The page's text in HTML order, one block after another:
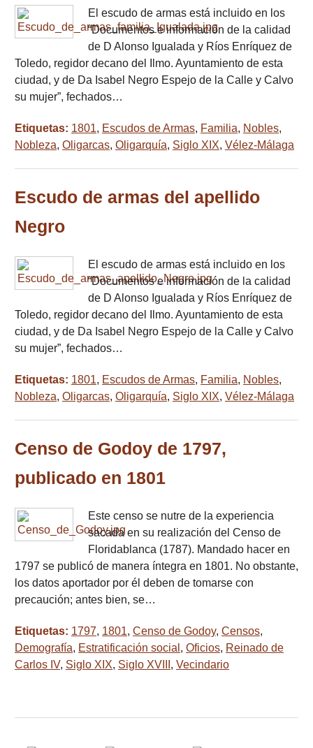
El escudo de armas está incluido en los
“Documentos e información de la calidad
de D Alonso Igualada y Ríos Enríquez de
Toledo, regidor decano del Ilmo. Ayuntamiento de esta
ciudad, y de Da Isabel Negro Espejo de la Calle y Calvo
su mujer”, fechados…
Etiquetas: 1801, Escudos de Armas, Familia, Nobles,
Nobleza, Oligarcas, Oligarquía, Siglo XIX, Vélez-Málaga
Escudo de armas del apellido
Negro
El escudo de armas está incluido en los
“Documentos e información de la calidad
de D Alonso Igualada y Ríos Enríquez de
Toledo, regidor decano del Ilmo. Ayuntamiento de esta
ciudad, y de Da Isabel Negro Espejo de la Calle y Calvo
su mujer”, fechados…
Etiquetas: 1801, Escudos de Armas, Familia, Nobles,
Nobleza, Oligarcas, Oligarquía, Siglo XIX, Vélez-Málaga
Censo de Godoy de 1797,
publicado en 1801
Este censo se nutre de la experiencia
sacada en su realización del Censo de
Floridablanca (1787). Mandado hacer en
1797 se publicó de manera íntegra en 1801. No obstante,
los datos aportador por él deben de tomarse con
precaución; antes bien, se…
Etiquetas: 1797, 1801, Censo de Godoy, Censos,
Demografía, Estratificación social , Oficios, Reinado de
Carlos IV, Siglo XIX, Siglo XVIII , Vecindario